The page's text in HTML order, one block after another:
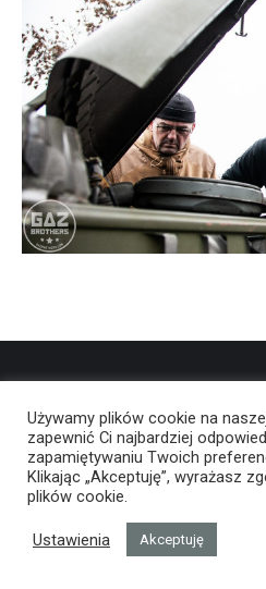
Używamy plików cookie na
zapewnić Ci najbardziej
zapamiętywaniu Twoich
Klikając „Akceptuję”, wyrażasz
plików cookie.
Ustawienia Akceptuję